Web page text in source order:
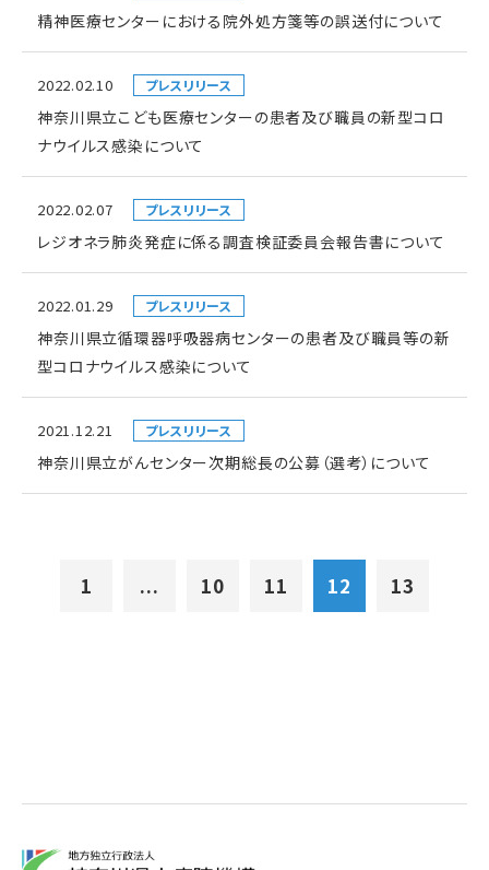
精神医療センターにおける院外処方箋等の誤送付について
2022.02.10 プレスリリース
神奈川県立こども医療センターの患者及び職員の新型コロ
ナウイルス感染について
2022.02.07 プレスリリース
レジオネラ肺炎発症に係る調査検証委員会報告書について
2022.01.29 プレスリリース
神奈川県立循環器呼吸器病センターの患者及び職員等の新
型コロナウイルス感染について
2021.12.21 プレスリリース
神奈川県立がんセンター次期総長の公募（選考）について
1 ... 10 11 12 13